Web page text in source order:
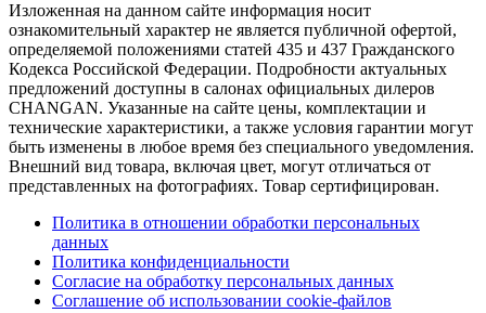
Изложенная на данном сайте информация носит
ознакомительный характер не является публичной офертой,
определяемой положениями статей 435 и 437 Гражданского
Кодекса Российской Федерации. Подробности актуальных
предложений доступны в салонах официальных дилеров
CHANGAN. Указанные на сайте цены, комплектации и
технические характеристики, а также условия гарантии могут
быть изменены в любое время без специального уведомления.
Внешний вид товара, включая цвет, могут отличаться от
представленных на фотографиях. Товар сертифицирован.
Политика в отношении обработки персональных
данных
Политика конфиденциальности
Согласие на обработку персональных данных
Соглашение об использовании cookie-файлов